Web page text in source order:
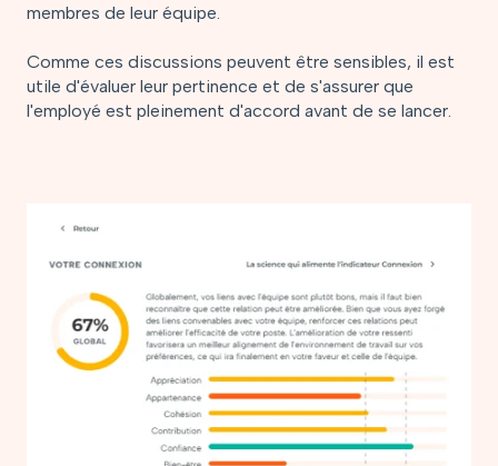
membres de leur équipe.
Comme ces discussions peuvent être sensibles, il est
utile d'évaluer leur pertinence et de s'assurer que
l'employé est pleinement d'accord avant de se lancer.